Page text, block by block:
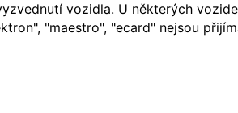
vozidla. U některých
"maestro", "ecard" nejsou